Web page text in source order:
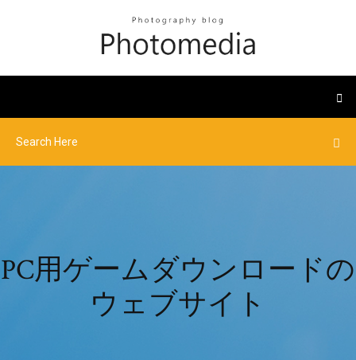
PC用ゲームダウンロードの
ウェブサイト